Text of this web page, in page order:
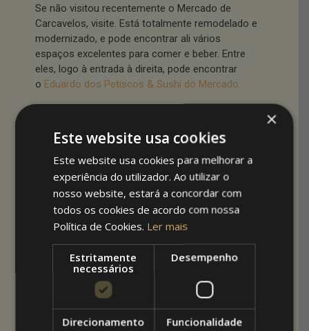
Se não visitou recentemente o Mercado de
Carcavelos, visite. Está totalmente remodelado e
modernizado, e pode encontrar ali vários
espaços excelentes para comer e beber. Entre
eles, logo à entrada à direita, pode encontrar
o Eduardo dos Petiscos & Sushi do Mercado.
ao ar livre, mas também com uma esplanada
coberta, a obra realizada pela Arquitetoldos.
Esta esplanada foi construída com caixilharia de
alumínio e vidro duplo, com portas de correr que
podem ser abertas e fechadas à medida das
condições climatéricas.
sandwiche foi forrada compladurcom
projectores embutidos. Tudo para criar um
ambiente acolhedor, confortável e apetecível.
Veja o vídeo para ver a obra com mais detalhe.
×
Este website usa cookies
Este website usa cookies para melhorar a
experiência do utilizador. Ao utilizar o
nosso website, estará a concordar com
todos os cookies de acordo com nossa
Política de Cookies. Ler mais
Estritamente
necessários
Desempenho
Direcionamento Funcionalidade